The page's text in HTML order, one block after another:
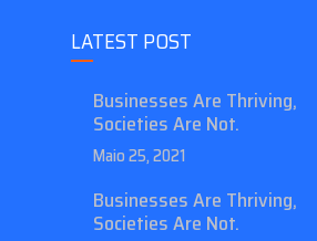
LATEST POST
Businesses Are Thriving,
Societies Are Not.
Maio 25, 2021
Businesses Are Thriving,
Societies Are Not.